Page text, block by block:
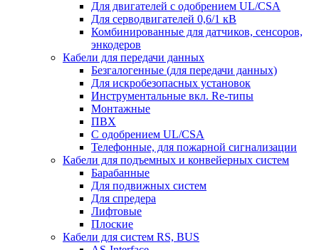
Для двигателей с одобрением UL/CSA
Для серводвигателей 0,6/1 кВ
Комбинированные для датчиков, cенсоров,
энкодеров
Кабели для передачи данных
Безгалогенные (для передачи данных)
Для искробезопасных установок
Инструментальные вкл. Re-типы
Монтажные
ПВХ
С одобрением UL/CSA
Телефонные, для пожарной сигнализации
Кабели для подъемных и конвейерных систем
Барабанные
Для подвижных систем
Для спредера
Лифтовые
Плоские
Кабели для систем RS, BUS